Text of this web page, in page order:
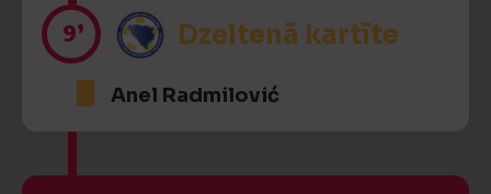
9’ Dzeltenā kartīte
Anel Radmilović